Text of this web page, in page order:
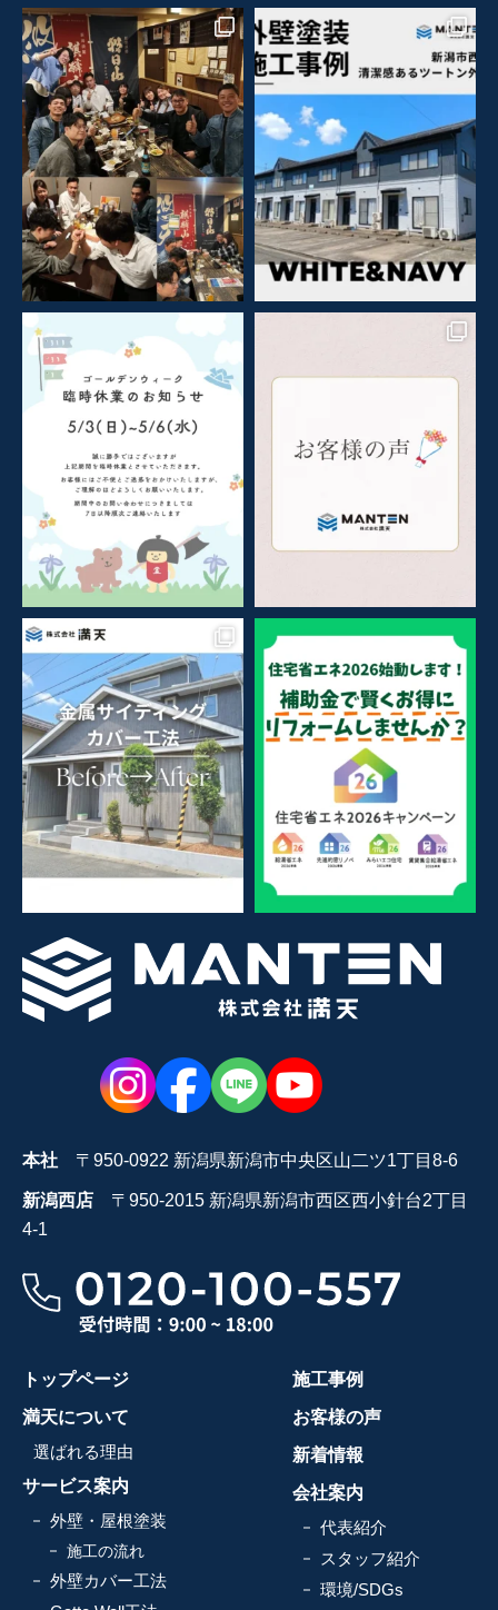
本社 〒950-0922 新潟県新潟市中央区山二ツ1丁目8-6
新潟西店 〒950-2015 新潟県新潟市西区西小針台2丁目
4-1
トップページ
満天について
選ばれる理由
サービス案内
外壁・屋根塗装
施工の流れ
外壁カバー工法
施工事例
お客様の声
新着情報
会社案内
代表紹介
スタッフ紹介
環境/SDGs